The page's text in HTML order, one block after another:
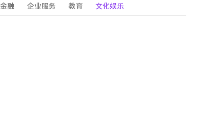
金融 企业服务 教育 文化娱乐